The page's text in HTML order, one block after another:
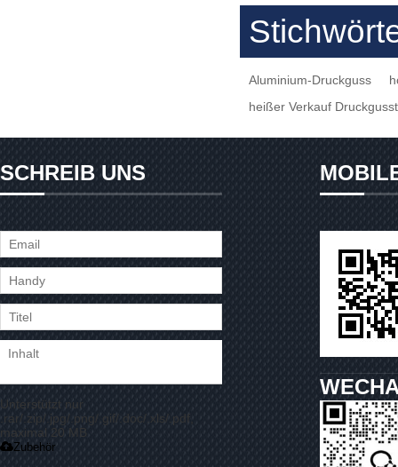
Aluminium-Druckguss
heißer Verkauf
SCHREIB UNS
Unterstützt nur
.rar/.zip/.jpg/.png/.gif/.doc/.xls/.pdf,
maximal 20 MB
Zubehör